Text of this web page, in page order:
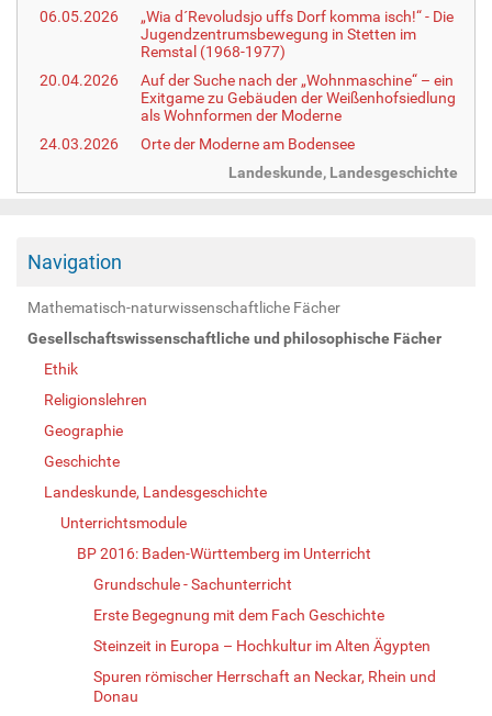
06.05.2026
„Wia d´Revoludsjo uffs Dorf komma isch!“ - Die
Jugendzentrumsbewegung in Stetten im
Remstal (1968-1977)
20.04.2026
Auf der Suche nach der „Wohnmaschine“ – ein
Exitgame zu Gebäuden der Weißenhofsiedlung
als Wohnformen der Moderne
24.03.2026
Orte der Moderne am Bodensee
Landeskunde, Landesgeschichte
Navigation
Mathematisch-naturwissenschaftliche Fächer
Gesellschaftswissenschaftliche und philosophische Fächer
Ethik
Religionslehren
Geographie
Geschichte
Landeskunde, Landesgeschichte
Unterrichtsmodule
BP 2016: Baden-Württemberg im Unterricht
Grundschule - Sachunterricht
Erste Begegnung mit dem Fach Geschichte
Steinzeit in Europa – Hochkultur im Alten Ägypten
Spuren römischer Herrschaft an Neckar, Rhein und
Donau